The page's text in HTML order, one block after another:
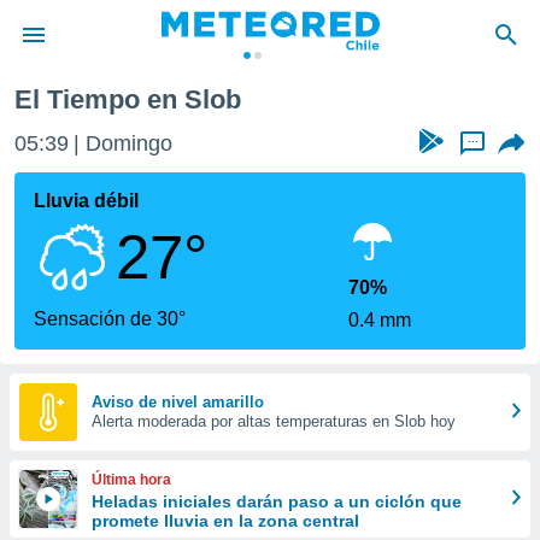
de
por
se
calidad.
a este
las
y
forma
digital
basada
El Tiempo en Slob
05:39 Domingo ...
Lluvia débil
27°
Sensación de 30°
70%
0.4 mm
Aviso de nivel amarillo
Alerta moderada por altas temperaturas en Slob hoy
Última hora
Heladas iniciales darán paso a un ciclón que
promete lluvia en la zona central